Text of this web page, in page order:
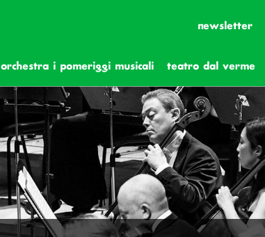
newsletter
orchestra i pomeriggi musicali teatro dal verme